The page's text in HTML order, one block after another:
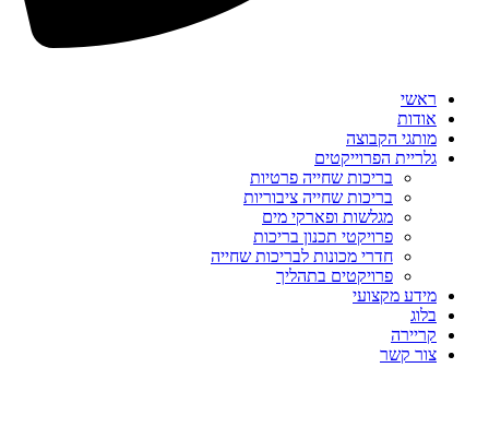
ראשי
אודות
מותגי הקבוצה
גלריית הפרוייקטים
בריכות שחייה פרטיות
בריכות שחייה ציבוריות
מגלשות ופארקי מים
פרויקטי תכנון בריכות
חדרי מכונות לבריכות שחייה
פרויקטים בתהליך
מידע מקצועי
בלוג
קריירה
צור קשר